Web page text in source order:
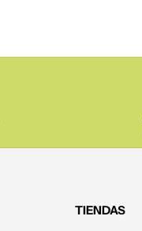
TIENDAS